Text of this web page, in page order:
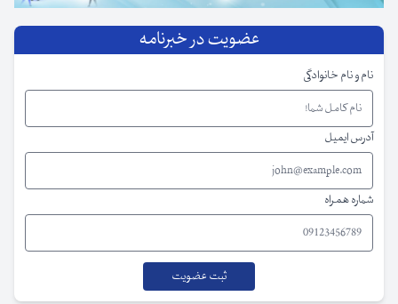
عضویت در خبرنامه
نام و نام خانوادگی
آدرس ایمیل
شماره همراه